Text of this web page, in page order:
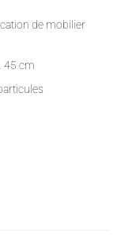
de mobilier
45 cm